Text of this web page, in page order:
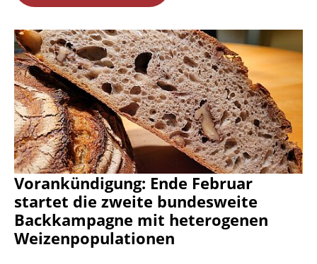
Vorankündigung: Ende Februar
startet die zweite bundesweite
Backkampagne mit heterogenen
Weizenpopulationen